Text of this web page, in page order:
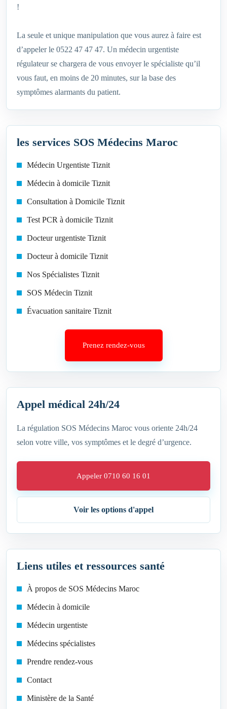
!
La seule et unique manipulation que vous aurez à faire est
d’appeler le 0522 47 47 47. Un médecin urgentiste
régulateur se chargera de vous envoyer le spécialiste qu’il
vous faut, en moins de 20 minutes, sur la base des
symptômes alarmants du patient.
les services SOS Médecins Maroc
Médecin Urgentiste Tiznit
Médecin à domicile Tiznit
Consultation à Domicile Tiznit
Test PCR à domicile Tiznit
Docteur urgentiste Tiznit
Docteur à domicile Tiznit
Nos Spécialistes Tiznit
SOS Médecin Tiznit
Évacuation sanitaire Tiznit
Prenez rendez-vous
Appel médical 24h/24
La régulation SOS Médecins Maroc vous oriente 24h/24
selon votre ville, vos symptômes et le degré d’urgence.
Appeler 0710 60 16 01
Voir les options d'appel
Liens utiles et ressources santé
À propos de SOS Médecins Maroc
Médecin à domicile
Médecin urgentiste
Médecins spécialistes
Prendre rendez-vous
Contact
Ministère de la Santé